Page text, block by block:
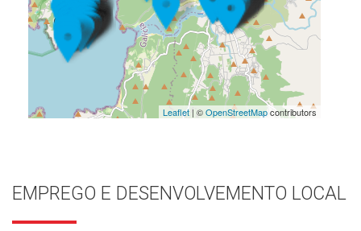
Leaflet| ©OpenStreetMapcontributors
EMPREGO E DESENVOLVEMENTO LOCAL